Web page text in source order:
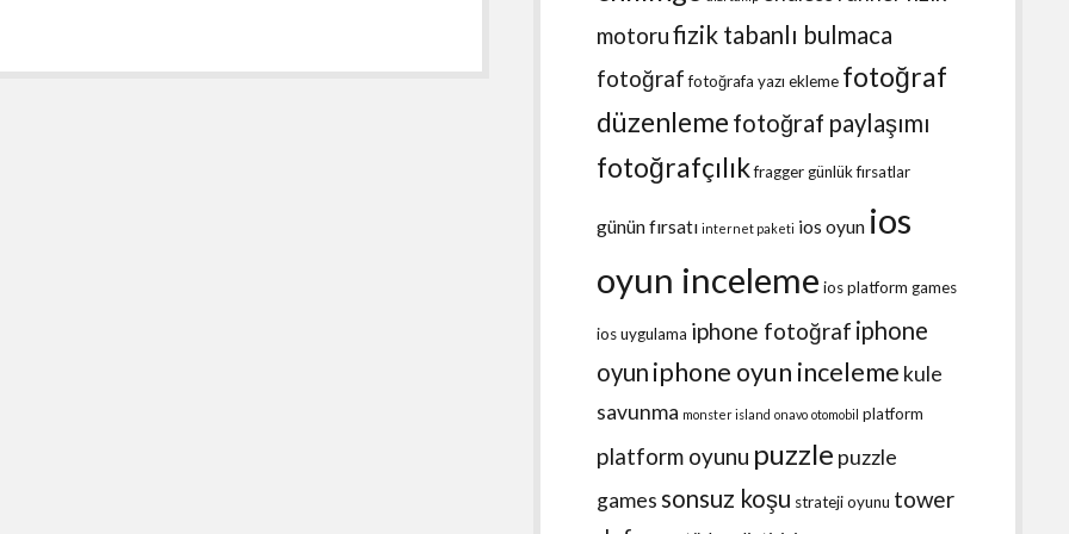
motorufizik tabanlı bulmaca
fotoğraf fotoğrafa yazı ekleme fotoğraf
düzenleme fotoğraf paylaşımı
fotoğrafçılıkfraggergünlük fırsatlar
günün fırsatı internet paketi ios oyun ios
oyun inceleme ios platform games
ios uygulama iphone fotoğraf iphone
oyun iphone oyun inceleme kule
savunma monster island onavo otomobil platform
platform oyunu puzzle puzzle
games sonsuz koşu strateji oyunu tower